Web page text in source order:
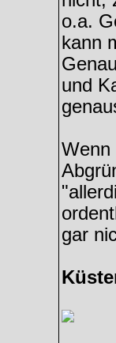
o.a.
kann
und
Wenn
gar